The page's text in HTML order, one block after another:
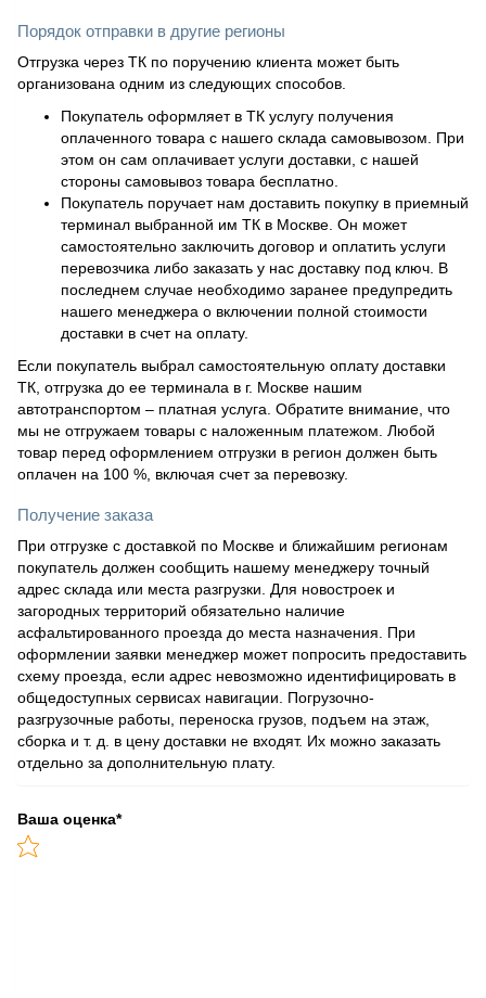
Порядок отправки в другие регионы
Отгрузка через ТК по поручению клиента может быть
организована одним из следующих способов.
Покупатель оформляет в ТК услугу получения
оплаченного товара с нашего склада самовывозом. При
этом он сам оплачивает услуги доставки, с нашей
стороны самовывоз товара бесплатно.
Покупатель поручает нам доставить покупку в приемный
терминал выбранной им ТК в Москве. Он может
самостоятельно заключить договор и оплатить услуги
перевозчика либо заказать у нас доставку под ключ. В
последнем случае необходимо заранее предупредить
нашего менеджера о включении полной стоимости
доставки в счет на оплату.
Если покупатель выбрал самостоятельную оплату доставки
ТК, отгрузка до ее терминала в г. Москве нашим
автотранспортом – платная услуга. Обратите внимание, что
мы не отгружаем товары с наложенным платежом. Любой
товар перед оформлением отгрузки в регион должен быть
оплачен на 100 %, включая счет за перевозку.
Получение заказа
При отгрузке с доставкой по Москве и ближайшим регионам
покупатель должен сообщить нашему менеджеру точный
адрес склада или места разгрузки. Для новостроек и
загородных территорий обязательно наличие
асфальтированного проезда до места назначения. При
оформлении заявки менеджер может попросить предоставить
схему проезда, если адрес невозможно идентифицировать в
общедоступных сервисах навигации. Погрузочно-
разгрузочные работы, переноска грузов, подъем на этаж,
сборка и т. д. в цену доставки не входят. Их можно заказать
отдельно за дополнительную плату.
Ваша оценка*